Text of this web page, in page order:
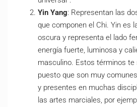
Yin Yang: Representan las
que componen el Chi. Yin es
oscura y representa el lado
energía fuerte, luminosa y
masculino. Estos términos te
puesto que son muy
y presentes en muchas
las artes marciales, por